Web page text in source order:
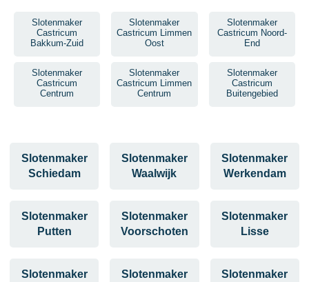
Slotenmaker
Castricum
Bakkum-Zuid
Slotenmaker
Castricum Limmen
Oost
Slotenmaker
Castricum Noord-
End
Slotenmaker
Castricum
Centrum
Slotenmaker
Castricum Limmen
Centrum
Slotenmaker
Castricum
Buitengebied
Slotenmaker
Schiedam
Slotenmaker
Waalwijk
Slotenmaker
Werkendam
Slotenmaker
Putten
Slotenmaker
Voorschoten
Slotenmaker
Lisse
Slotenmaker
Slotenmaker
Slotenmaker